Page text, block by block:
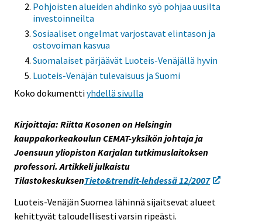
Pohjoisten alueiden ahdinko syö pohjaa uusilta
investoinneilta
Sosiaaliset ongelmat varjostavat elintason ja
ostovoiman kasvua
Suomalaiset pärjäävät Luoteis-Venäjällä hyvin
Luoteis-Venäjän tulevaisuus ja Suomi
Koko dokumenttiyhdellä sivulla
Kirjoittaja: Riitta Kosonen on Helsingin
kauppakorkeakoulun CEMAT-yksikön johtaja ja
Joensuun yliopiston Karjalan tutkimuslaitoksen
professori. Artikkeli julkaistu
TilastokeskuksenTieto&trendit-lehdessä 12/2007
Luoteis-Venäjän Suomea lähinnä sijaitsevat alueet
kehittyvät taloudellisesti varsin ripeästi.